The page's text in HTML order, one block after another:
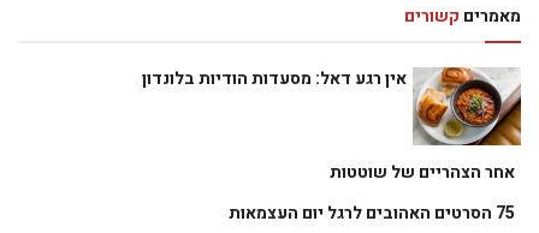
מאמרים קשורים
אין רגע דאל: מסעדות הודיות בלונדון
אחר הצהריים של שוטטות
75 הסרטים האהובים לרגל יום העצמאות